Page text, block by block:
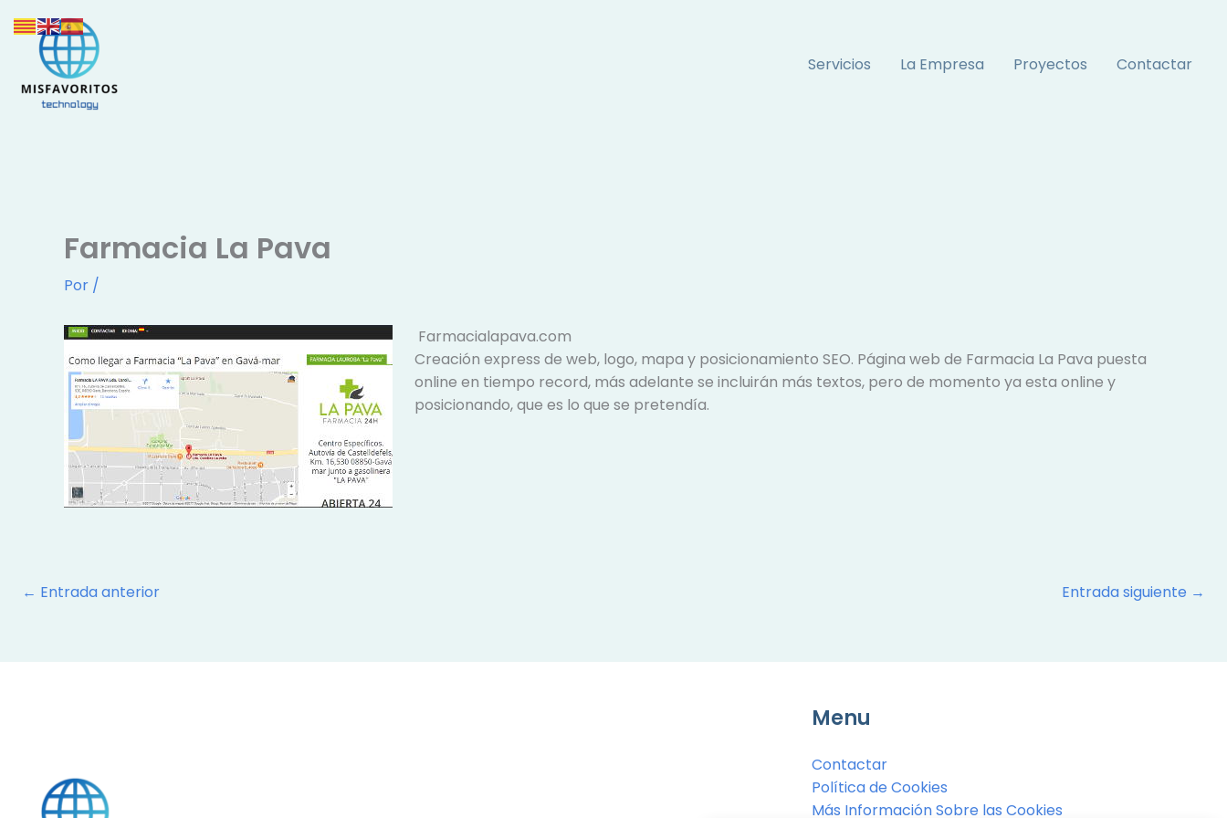
contenido
Servicios La Empresa Proyectos Contactar
Farmacia La Pava
Por /
Farmacialapava.com
Creación express de web, logo, mapa y posicionamiento SEO. Página web de Farmacia La Pava puesta
online en tiempo record, más adelante se incluirán más textos, pero de momento ya esta online y
posicionando, que es lo que se pretendía.
← Entrada anterior Entrada siguiente →
Menu
Contactar
Política de Cookies
Más Información Sobre las Cookies